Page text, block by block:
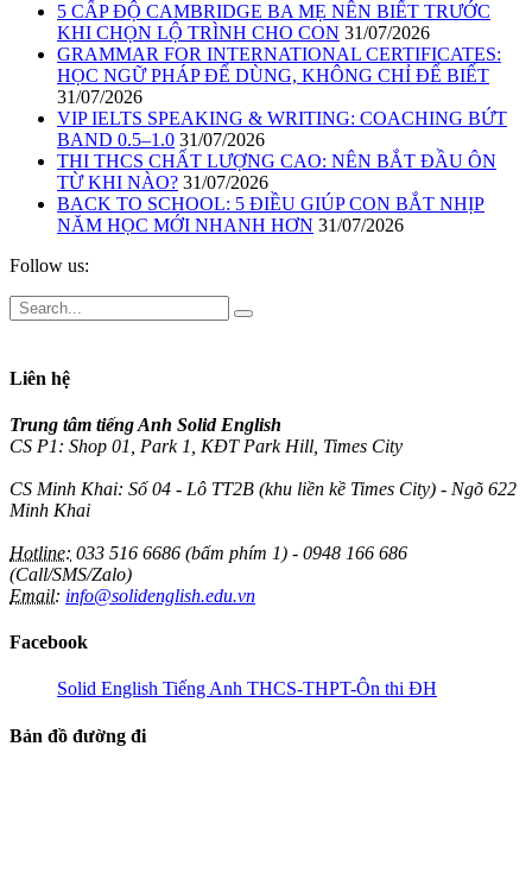
5 CẤP ĐỘ CAMBRIDGE BA MẸ NÊN BIẾT TRƯỚC
KHI CHỌN LỘ TRÌNH CHO CON 31/07/2026
GRAMMAR FOR INTERNATIONAL CERTIFICATES:
HỌC NGỮ PHÁP ĐỂ DÙNG, KHÔNG CHỈ ĐỂ BIẾT
31/07/2026
VIP IELTS SPEAKING & WRITING: COACHING BỨT
BAND 0.5–1.0 31/07/2026
THI THCS CHẤT LƯỢNG CAO: NÊN BẮT ĐẦU ÔN
TỪ KHI NÀO? 31/07/2026
BACK TO SCHOOL: 5 ĐIỀU GIÚP CON BẮT NHỊP
NĂM HỌC MỚI NHANH HƠN 31/07/2026
Follow us:
Liên hệ
Trung tâm tiếng Anh Solid English
CS P1: Shop 01, Park 1, KĐT Park Hill, Times City
CS Minh Khai: Số 04 - Lô TT2B (khu liền kề Times City) - Ngõ 622
Minh Khai
Hotline: 033 516 6686 (bấm phím 1) - 0948 166 686
(Call/SMS/Zalo)
Email: info@solidenglish.edu.vn
Facebook
Solid English Tiếng Anh THCS-THPT-Ôn thi ĐH
Bản đồ đường đi